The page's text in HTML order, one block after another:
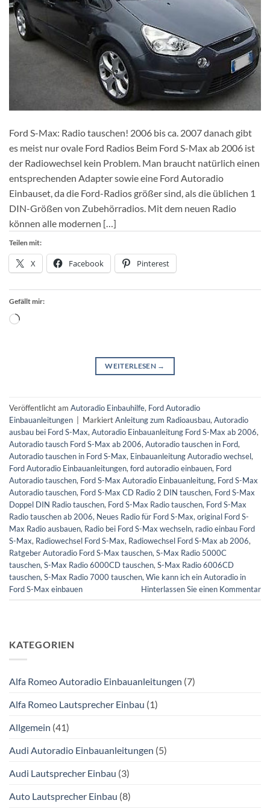
Ford S-Max: Radio tauschen! 2006 bis ca. 2007 danach gibt
es meist nur ovale Ford Radios Beim Ford S-Max ab 2006 ist
der Radiowechsel kein Problem. Man braucht natürlich einen
entsprechenden Adapter sowie eine Ford Autoradio
Einbauset, da die Ford-Radios größer sind, als die üblichen 1
DIN-Größen von Zubehörradios. Mit dem neuen Radio
können alle modernen […]
Teilen mit:
X Facebook Pinterest
Gefällt mir:
Wird
WEITERLESEN →
Veröffentlicht am Autoradio Einbauhilfe, Ford Autoradio
Einbauanleitungen | MarkiertAnleitung zum Radioausbau, Autoradio
ausbau bei Ford S-Max, Autoradio Einbauanleitung Ford S-Max ab 2006,
Autoradio tausch Ford S-Max ab 2006, Autoradio tauschen in Ford,
Autoradio tauschen in Ford S-Max, Einbauanleitung Autoradio wechsel,
Ford Autoradio Einbauanleitungen, ford autoradio einbauen, Ford
Autoradio tauschen, Ford S-Max Autoradio Einbauanleitung, Ford S-Max
Autoradio tauschen, Ford S-Max CD Radio 2 DIN tauschen, Ford S-Max
Doppel DIN Radio tauschen, Ford S-Max Radio tauschen, Ford S-Max
Radio tauschen ab 2006, Neues Radio für Ford S-Max, original Ford S-
Max Radio ausbauen, Radio bei Ford S-Max wechseln, radio einbau Ford
S-Max, Radiowechsel Ford S-Max, Radiowechsel Ford S-Max ab 2006,
Ratgeber Autoradio Ford S-Max tauschen, S-Max Radio 5000C
tauschen, S-Max Radio 6000CD tauschen, S-Max Radio 6006CD
tauschen, S-Max Radio 7000 tauschen, Wie kann ich ein Autoradio in
Ford S-Max einbauen
Hinterlassen Sie einen Kommentar
KATEGORIEN
Alfa Romeo Autoradio Einbauanleitungen (7)
Alfa Romeo Lautsprecher Einbau (1)
Allgemein (41)
Audi Autoradio Einbauanleitungen (5)
Audi Lautsprecher Einbau (3)
Auto Lautsprecher Einbau (8)